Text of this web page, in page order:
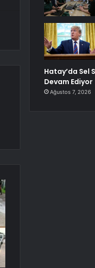
Hatay’da Sel
Devam Ediyor
Ağustos 7, 2026